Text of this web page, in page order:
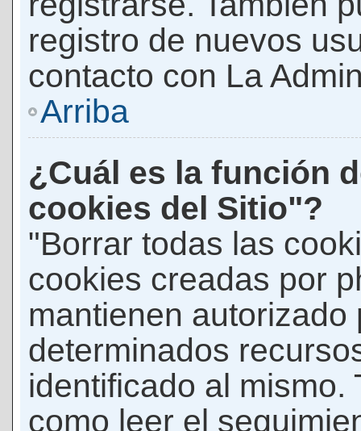
registro de nuevos
contacto con La
Arriba
¿Cuál es la función
cookies del Sitio"?
"Borrar todas las
cookies creadas por
mantienen autorizado
determinados
identificado al mismo.
como leer el